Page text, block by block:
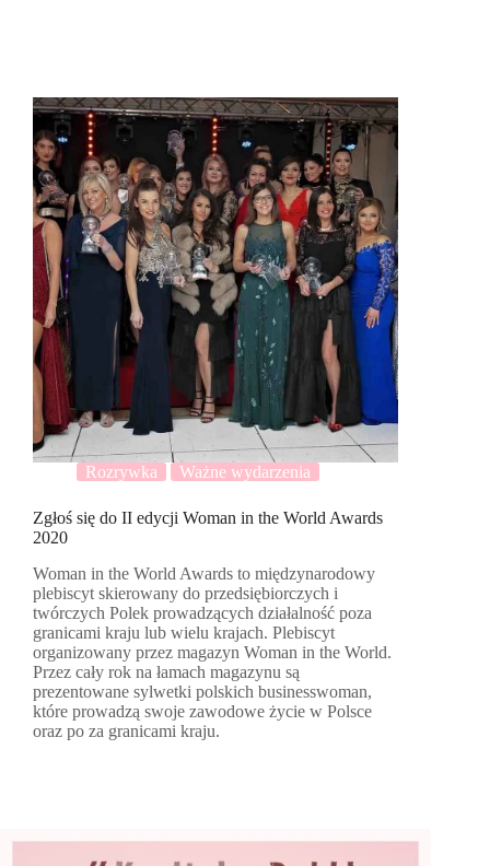
Rozrywka Ważne wydarzenia
Zgłoś się do II edycji Woman in the World Awards
2020
Woman in the World Awards to międzynarodowy
plebiscyt skierowany do przedsiębiorczych i
twórczych Polek prowadzących działalność poza
granicami kraju lub wielu krajach. Plebiscyt
organizowany przez magazyn Woman in the World.
Przez cały rok na łamach magazynu są
prezentowane sylwetki polskich businesswoman,
które prowadzą swoje zawodowe życie w Polsce
oraz po za granicami kraju.